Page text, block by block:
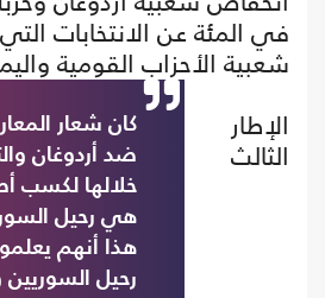
في المئة عن الانتخابات
شعبية الأحزاب القومية
كان شعار
ضد أردوغان
خلالها لكسب
هي رحيل
هذا أنهم
رحيل السوريين
الإطار
الثالث